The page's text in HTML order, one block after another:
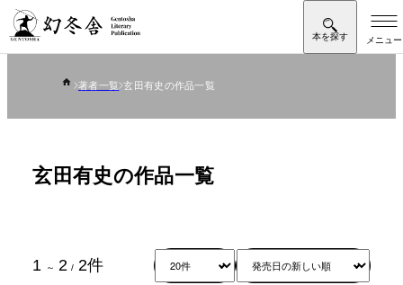
著者一覧 玄田有史の作品一覧
玄田有史の作品一覧
1 ～ 2 / 2件